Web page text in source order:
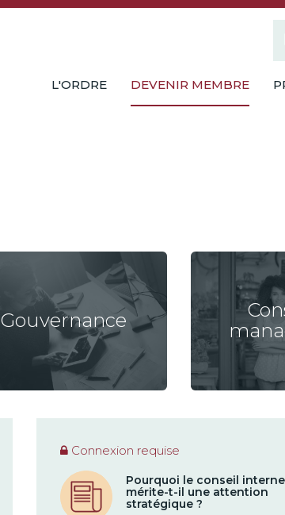
L'ORDRE DEVENIR MEMBRE
Gouvernance
Connexion requise
Pourquoi le conseil interne
mérite-t-il une attention
stratégique ?